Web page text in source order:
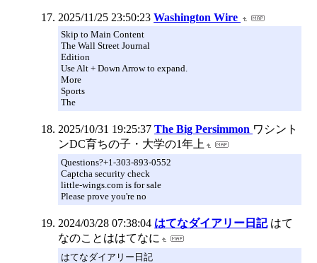
2025/11/25 23:50:23 Washington Wire
Skip to Main Content
The Wall Street Journal
Edition
Use Alt + Down Arrow to expand.
More
Sports
The
2025/10/31 19:25:37 The Big Persimmon ワシント
ンDC育ちの子・大学の1年上
Questions?+1-303-893-0552
Captcha security check
little-wings.com is for sale
Please prove you're no
2024/03/28 07:38:04 はてなダイアリー日記 はて
なのことははてなに
はてなダイアリー日記